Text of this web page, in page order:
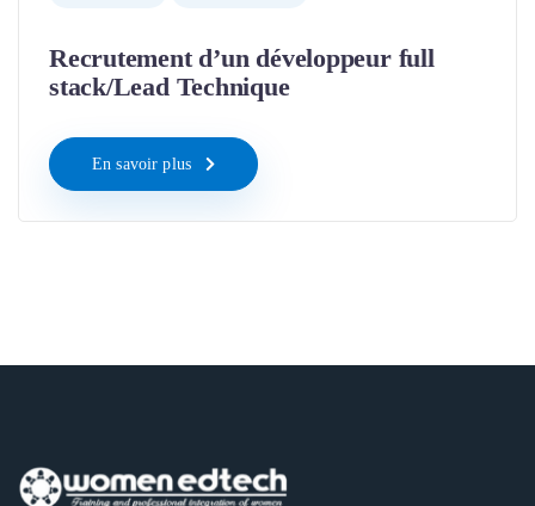
Recrutement d’un développeur full
stack/Lead Technique
En savoir plus